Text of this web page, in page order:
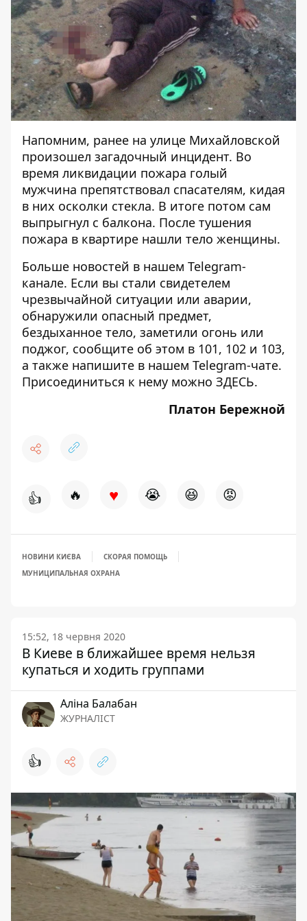
Напомним, ранее на улице Михайловской
произошел загадочный инцидент. Во
время ликвидации пожара голый
мужчина препятствовал спасателям, кидая
в них осколки стекла. В итоге потом сам
выпрыгнул с балкона. После тушения
пожара в квартире нашли тело женщины.
Больше новостей в нашем Telegram-
канале. Если вы стали свидетелем
чрезвычайной ситуации или аварии,
обнаружили опасный предмет,
бездыханное тело, заметили огонь или
поджог, сообщите об этом в 101, 102 и 103,
а также напишите в нашем Telegram-чате.
Присоединиться к нему можно ЗДЕСЬ.
Платон Бережной
👍 🔥 ♥ 😭 😆 😡
НОВИНИ КИЄВА
СКОРАЯ ПОМОЩЬ
МУНИЦИПАЛЬНАЯ ОХРАНА
15:52, 18 червня 2020
В Киеве в ближайшее время нельзя
купаться и ходить группами
Аліна Балабан
ЖУРНАЛІСТ
👍